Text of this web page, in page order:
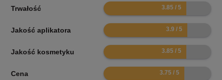
Trwałość 7.7
Jakość aplikatora 7.8
Jakość kosmetyku 7.7
Cena 7.5